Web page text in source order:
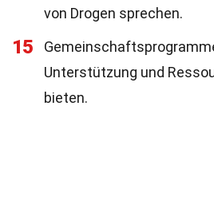
von Drogen sprechen.
15
Unterstützung und
bieten.